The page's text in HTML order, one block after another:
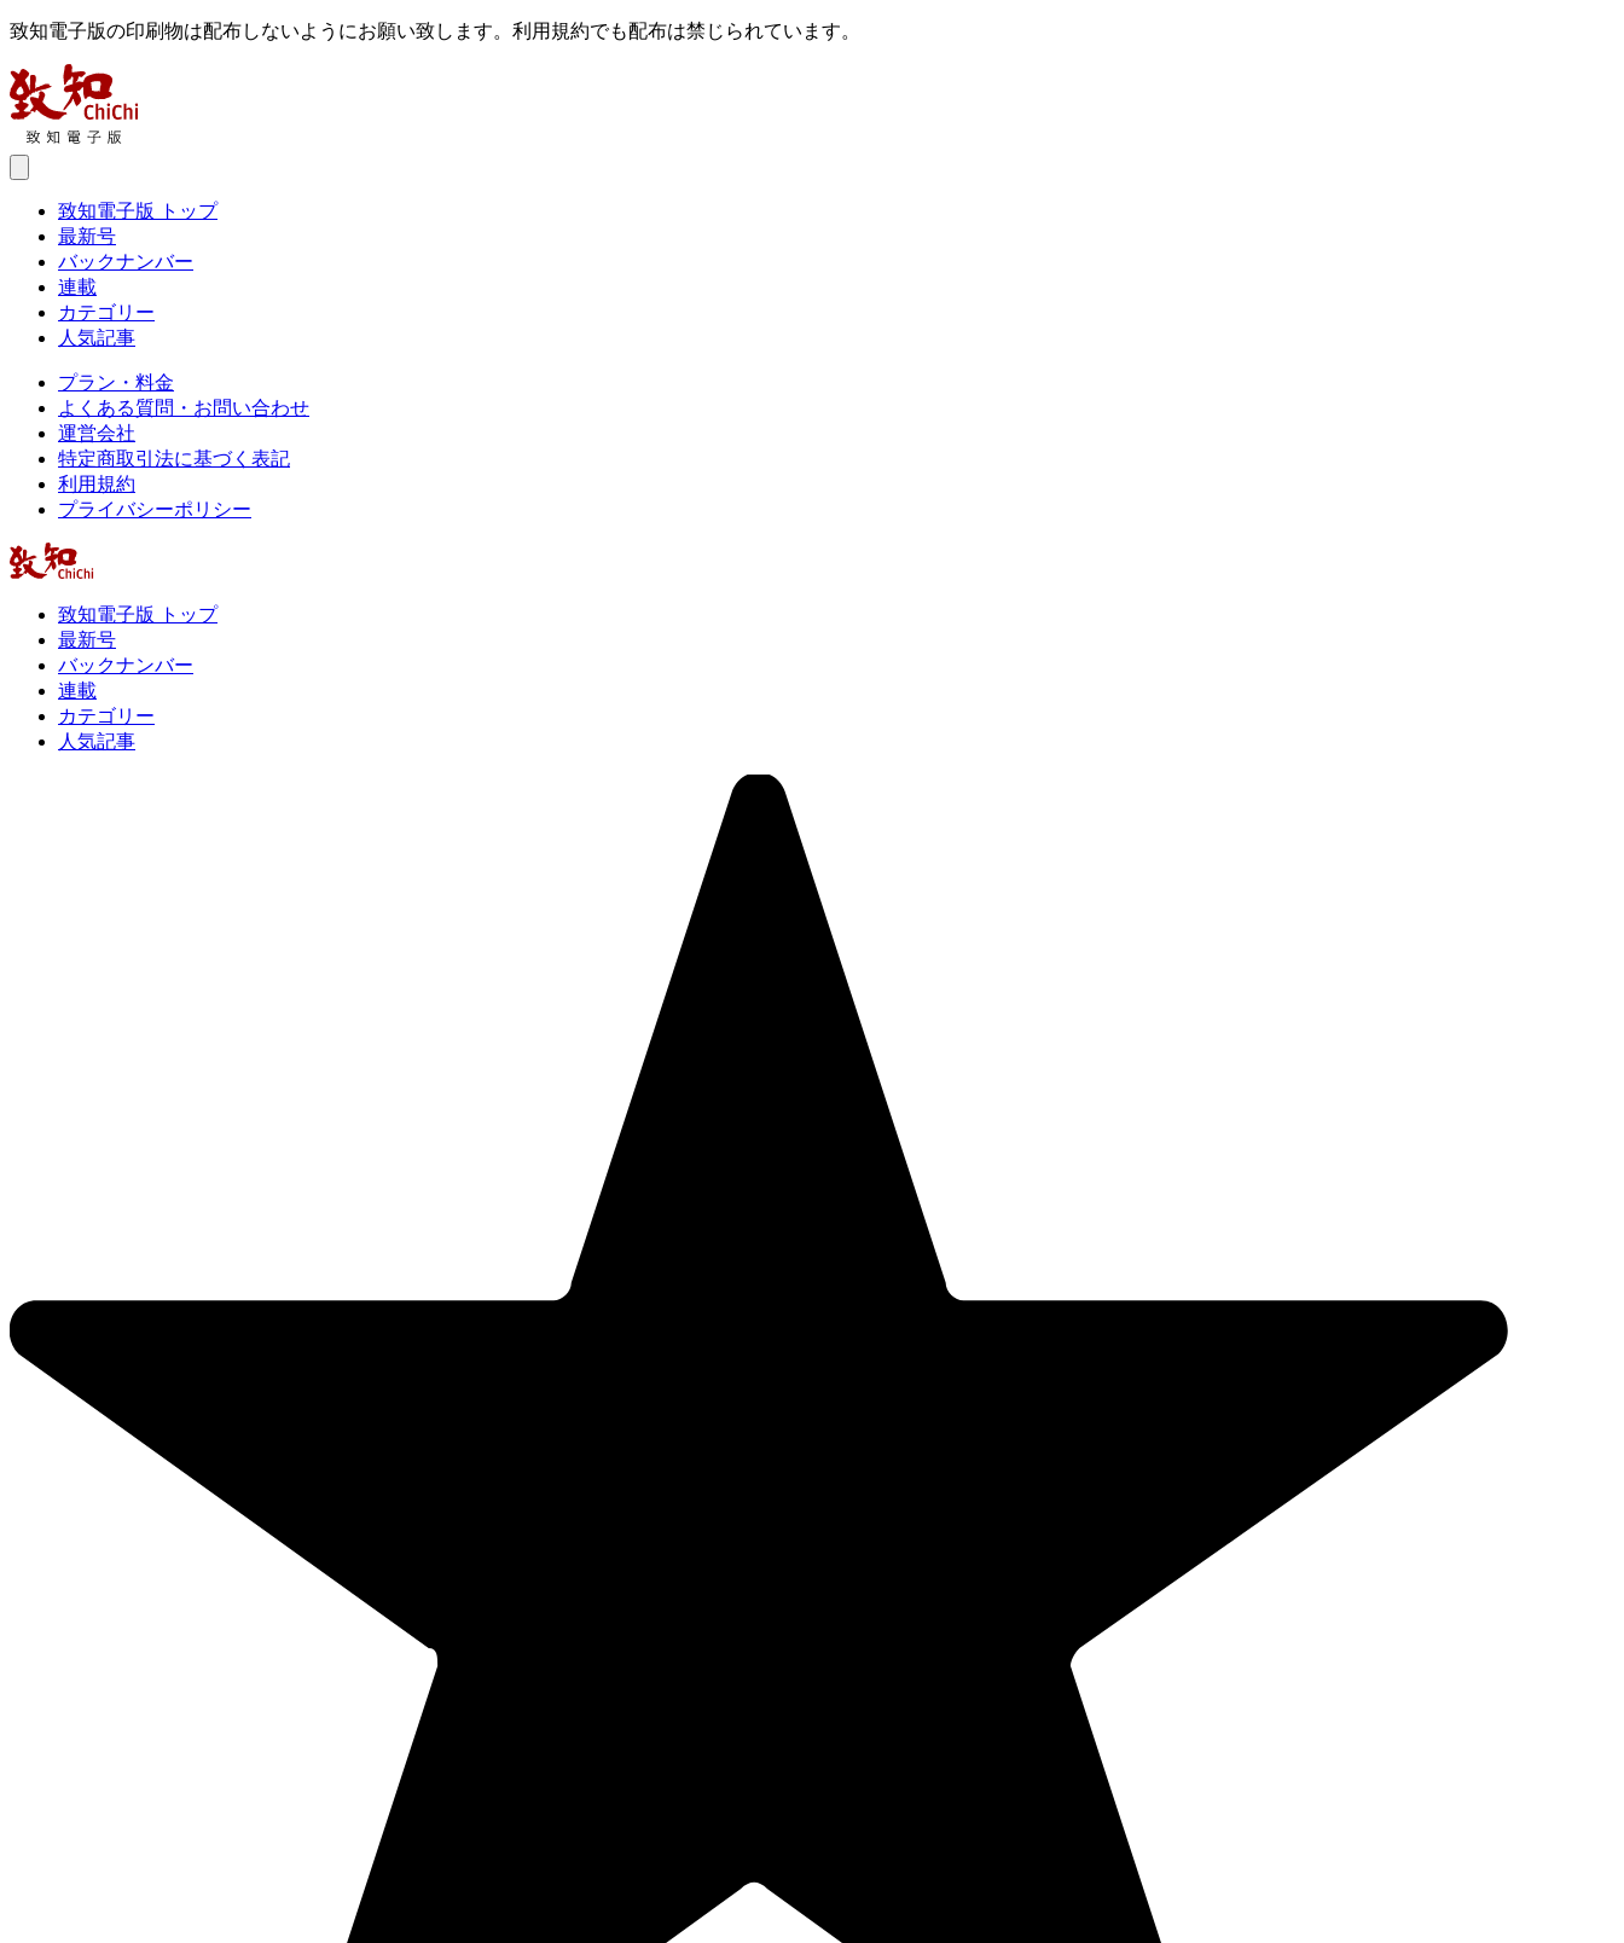
致知電子版の印刷物は配布しないようにお願い致します。利用規約でも配布は禁じられています。
致知電子版 トップ
最新号
バックナンバー
連載
カテゴリー
人気記事
プラン・料金
よくある質問・お問い合わせ
運営会社
特定商取引法に基づく表記
利用規約
プライバシーポリシー
致知電子版 トップ
最新号
バックナンバー
連載
カテゴリー
人気記事